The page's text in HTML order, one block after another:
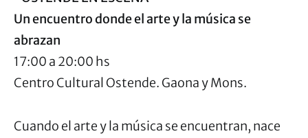
Un encuentro donde el arte y la música se
abrazan
17:00 a 20:00 hs
Centro Cultural Ostende. Gaona y Mons.
Cuando el arte y la música se encuentran, nace